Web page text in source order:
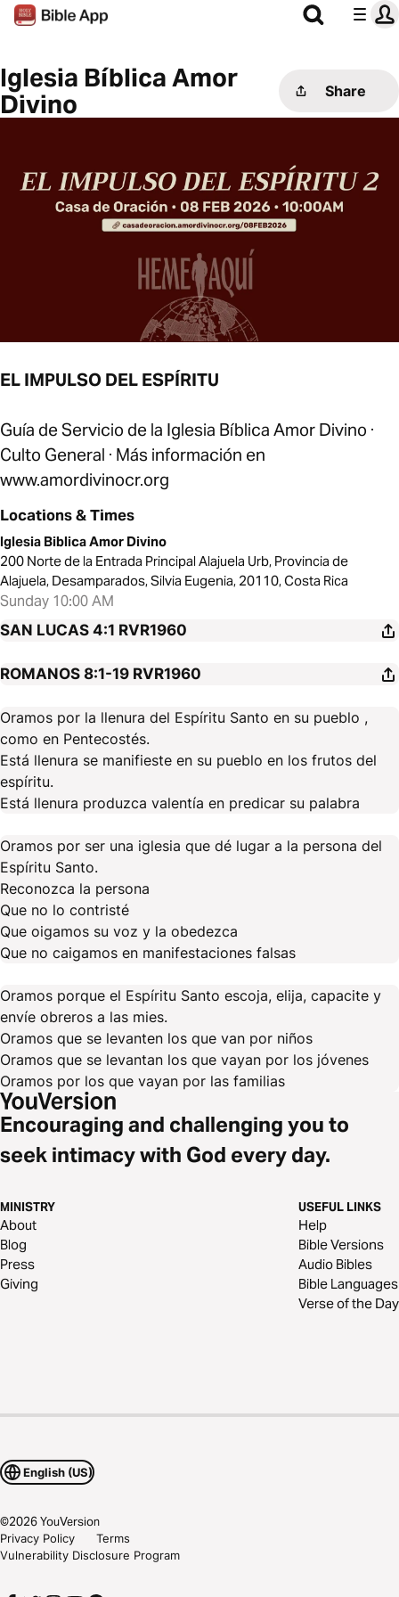
Iglesia Bíblica Amor
Divino
Share
EL IMPULSO DEL ESPÍRITU
Guía de Servicio de la Iglesia Bíblica Amor Divino ·
Culto General · Más información en
www.amordivinocr.org
Locations & Times
Iglesia Biblica Amor Divino
200 Norte de la Entrada Principal Alajuela Urb, Provincia de
Alajuela, Desamparados, Silvia Eugenia, 20110, Costa Rica
Sunday 10:00 AM
SAN LUCAS 4:1 RVR1960
ROMANOS 8:1-19 RVR1960
Oramos por la llenura del Espíritu Santo en su pueblo ,
como en Pentecostés.
Está llenura se manifieste en su pueblo en los frutos del
espíritu.
Está llenura produzca valentía en predicar su palabra
Oramos por ser una iglesia que dé lugar a la persona del
Espíritu Santo.
Reconozca la persona
Que no lo contristé
Que oigamos su voz y la obedezca
Que no caigamos en manifestaciones falsas
Oramos porque el Espíritu Santo escoja, elija, capacite y
envíe obreros a las mies.
Oramos que se levanten los que van por niños
Oramos que se levantan los que vayan por los jóvenes
Oramos por los que vayan por las familias
Encouraging and challenging you to
seek intimacy with God every day.
MINISTRY
About
Blog
Press
Giving
USEFUL LINKS
Help
Bible Versions
Audio Bibles
Bible Languages
Verse of the Day
English (US)
©2026YouVersion
Privacy Policy
Terms
Vulnerability Disclosure Program